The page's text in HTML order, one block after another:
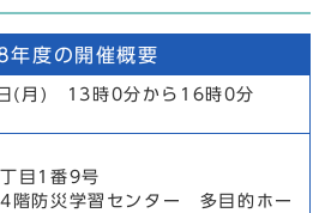
年度の開催概要
(月) 13時0分から16時0分
目1番9号
階防災学習センター 多目的ホー